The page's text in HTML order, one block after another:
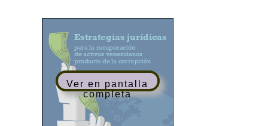
Ver en pantalla
completa